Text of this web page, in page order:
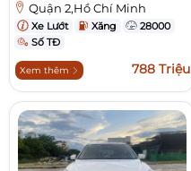
Quận 2,Hồ Chí Minh
Xe Lướt Xăng
28000
Số TĐ
Xem thêm 788 Triệu